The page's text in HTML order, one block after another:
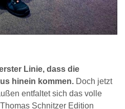
Linie, dass die
hinein kommen. Doch jetzt
entfaltet sich das volle
Schnitzer Edition